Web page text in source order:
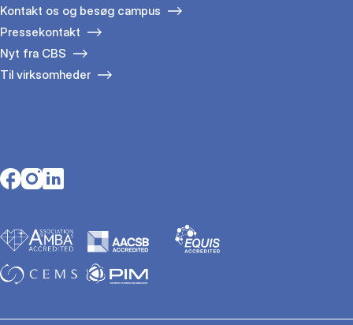
Kontakt os og besøg campus
Pressekontakt
Nyt fra CBS
Til virksomheder
Opens in a new tab
Opens in a new tab
Opens in a new tab